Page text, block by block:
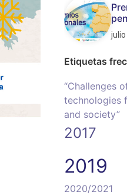
Etiquetas
“Challenges
technologies
and society”
2017
2019
2020/2021